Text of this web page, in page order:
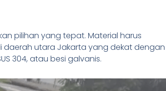
pilihan yang tepat. Material harus
daerah utara Jakarta yang dekat dengan
304, atau besi galvanis.